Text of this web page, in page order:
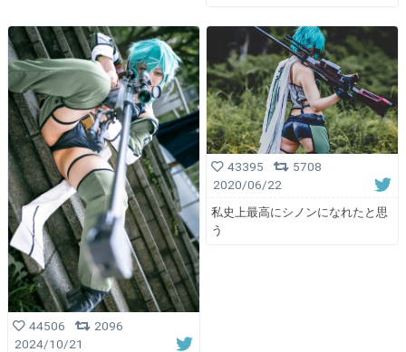
44506
2096
2024/10/21
43395
5708
2020/06/22
私史上最高にシノンになれたと思
う